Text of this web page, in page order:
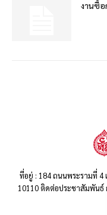
งานซื้อ
ที่อยู่ : 184 ถนนพระรามที่ 4
10110 ติดต่อประชาสัมพันธ์